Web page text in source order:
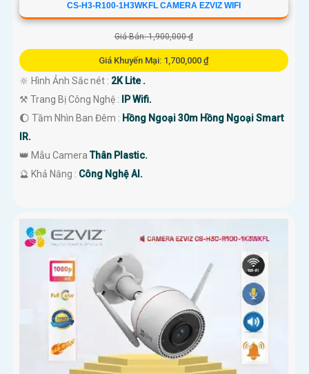
CS-H3-R100-1H3WKFL CAMERA EZVIZ WIFI
Giá Bán: 1,900,000 ₫
Giá Khuyến Mại: 1,700,000 ₫
🔆 Hình Ảnh Sắc nét : 2K Lite .
⚒ Trang Bị Công Nghệ :
IP Wifi.
🌔 Tầm Nhìn Ban Đêm : Hồng Ngoại 30m Hồng Ngoại Smart
IR.
👑 Mẫu CameraThân Plastic.
️🔮 Khả Năng : Công Nghệ AI.